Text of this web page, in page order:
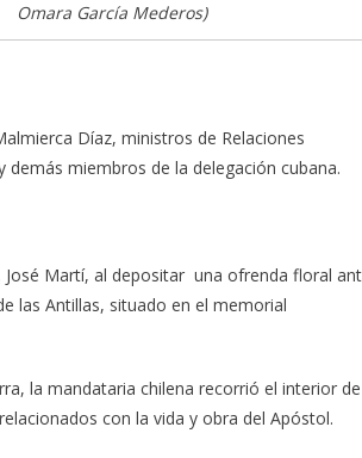
Omara García Mederos)
Díaz, ministros de Relaciones
miembros de la delegación cubana.
Martí, al depositar una ofrenda floral
las Antillas, situado en el memorial
la mandataria chilena recorrió el interior de
con la vida y obra del Apóstol.